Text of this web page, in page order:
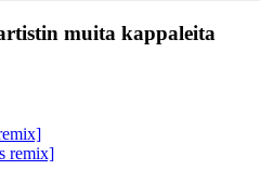
muita kappaleita
remix]